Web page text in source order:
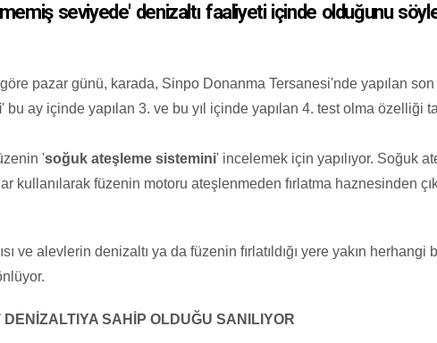
seviyede' denizaltı faaliyeti içinde olduğunu
pazar günü, karada, Sinpo Donanma Tersanesi'nde yapılan son
' bu ay içinde yapılan 3. ve bu yıl içinde yapılan 4. test olma özelliği
'soğuk ateşleme sistemini' incelemek için yapılıyor. Soğuk
kullanılarak füzenin motoru ateşlenmeden fırlatma haznesinden
ve alevlerin denizaltı ya da füzenin fırlatıldığı yere yakın herhangi
DENİZALTIYA SAHİP OLDUĞU SANILIYOR